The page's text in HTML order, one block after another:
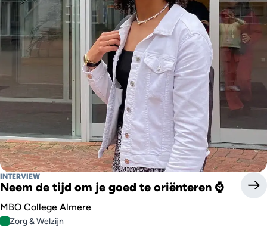
INTERVIEW
Neem de tijd om je goed te oriënteren ⌚
MBO College Almere
Zorg & Welzijn